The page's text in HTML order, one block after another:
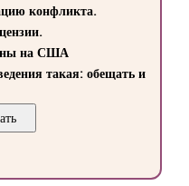
конфликта.
на США
такая: обещать и